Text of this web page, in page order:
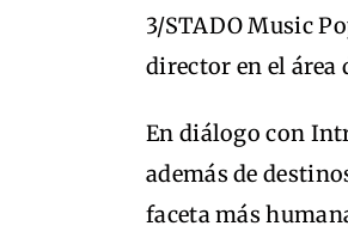
3/STADO Music
director en el área
En diálogo con
además de
faceta más